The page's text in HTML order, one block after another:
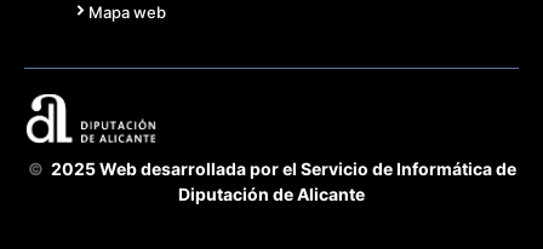
Mapa web
© 2025 Web desarrollada por el Servicio de Informática de
Diputación de Alicante